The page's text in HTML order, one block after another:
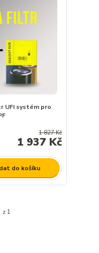
UFI systém pro
1 827 Kč
1 937 Kč
do košíku
z 1